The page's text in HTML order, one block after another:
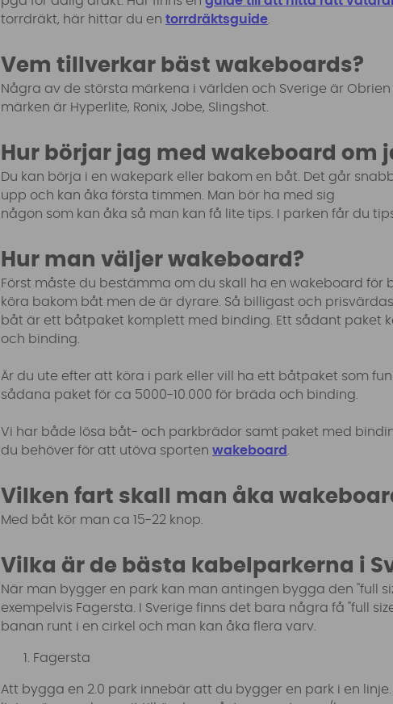
torrdräkt, här hittar du en torrdräktsguide
Vem tillverkar bäst wakeboards?
Några av de största märkena i världen och Sverige är
märken är Hyperlite, Ronix, Jobe, Slingshot.
Hur börjar jag med wakeboard om
Du kan börja i en wakepark eller bakom en båt. Det går
upp och kan åka första timmen. Man bör ha med sig
någon som kan åka så man kan få lite tips. I parken får du
Hur man väljer wakeboard?
Först måste du bestämma om du skall ha en wakeboard för
köra bakom båt men de är dyrare. Så billigast och
båt är ett båtpaket komplett med binding. Ett sådant paket
och binding.
Är du ute efter att köra i park eller vill ha ett båtpaket som
sådana paket för ca 5000-10.000 för bräda och binding.
Vi har både lösa båt- och parkbrädor samt paket med
du behöver för att utöva sporten wakeboard
Vilken fart skall man åka
Med båt kör man ca 15-22 knop.
Vilka är de bästa kabelparkerna i
När man bygger en park kan man antingen bygga den "full
exempelvis Fagersta. I Sverige finns det bara några få "full
banan runt i en cirkel och man kan åka flera varv.
Fagersta
Att bygga en 2.0 park innebär att du bygger en park i en